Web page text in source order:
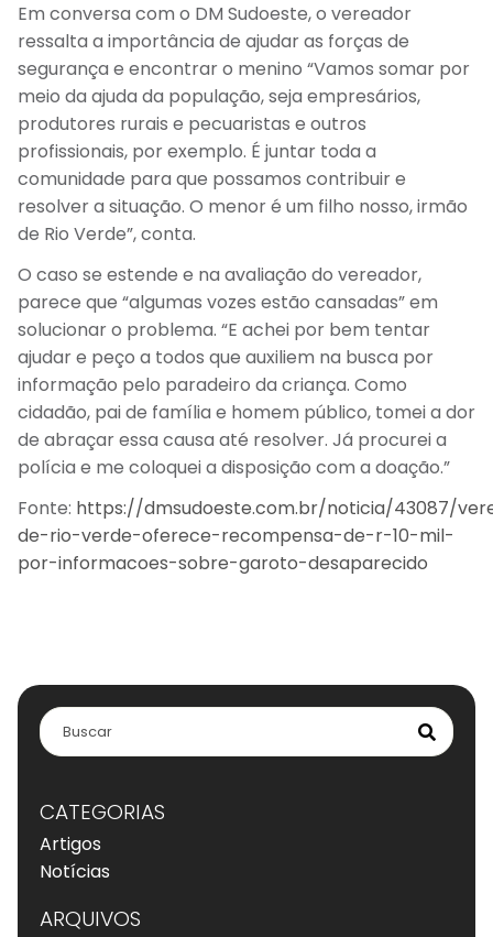
Em conversa com o DM Sudoeste, o vereador
ressalta a importância de ajudar as forças de
segurança e encontrar o menino “Vamos somar por
meio da ajuda da população, seja empresários,
produtores rurais e pecuaristas e outros
profissionais, por exemplo. É juntar toda a
comunidade para que possamos contribuir e
resolver a situação. O menor é um filho nosso, irmão
de Rio Verde”, conta.
O caso se estende e na avaliação do vereador,
parece que “algumas vozes estão cansadas” em
solucionar o problema. “E achei por bem tentar
ajudar e peço a todos que auxiliem na busca por
informação pelo paradeiro da criança. Como
cidadão, pai de família e homem público, tomei a dor
de abraçar essa causa até resolver. Já procurei a
polícia e me coloquei a disposição com a doação.”
Fonte: https://dmsudoeste.com.br/noticia/43087/
de-rio-verde-oferece-recompensa-de-r-10-mil-
por-informacoes-sobre-garoto-desaparecido
CATEGORIAS
Artigos
Notícias
ARQUIVOS